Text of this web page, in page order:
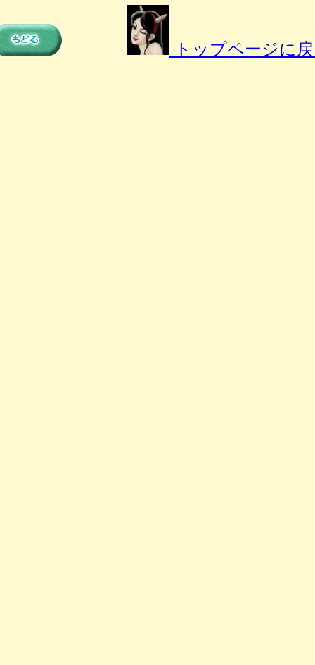
ト ップページに